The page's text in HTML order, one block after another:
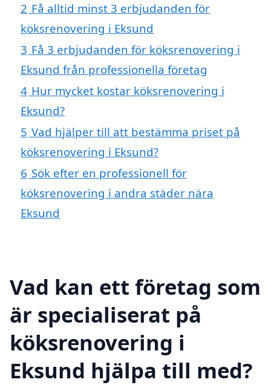
2 Få alltid minst 3 erbjudanden för
köksrenovering i Eksund
3 Få 3 erbjudanden för köksrenovering i
Eksund från professionella företag
4 Hur mycket kostar köksrenovering i
Eksund?
5 Vad hjälper till att bestämma priset på
köksrenovering i Eksund?
6 Sök efter en professionell för
köksrenovering i andra städer nära
Eksund
Vad kan ett företag som
är specialiserat på
köksrenovering i
Eksund hjälpa till med?